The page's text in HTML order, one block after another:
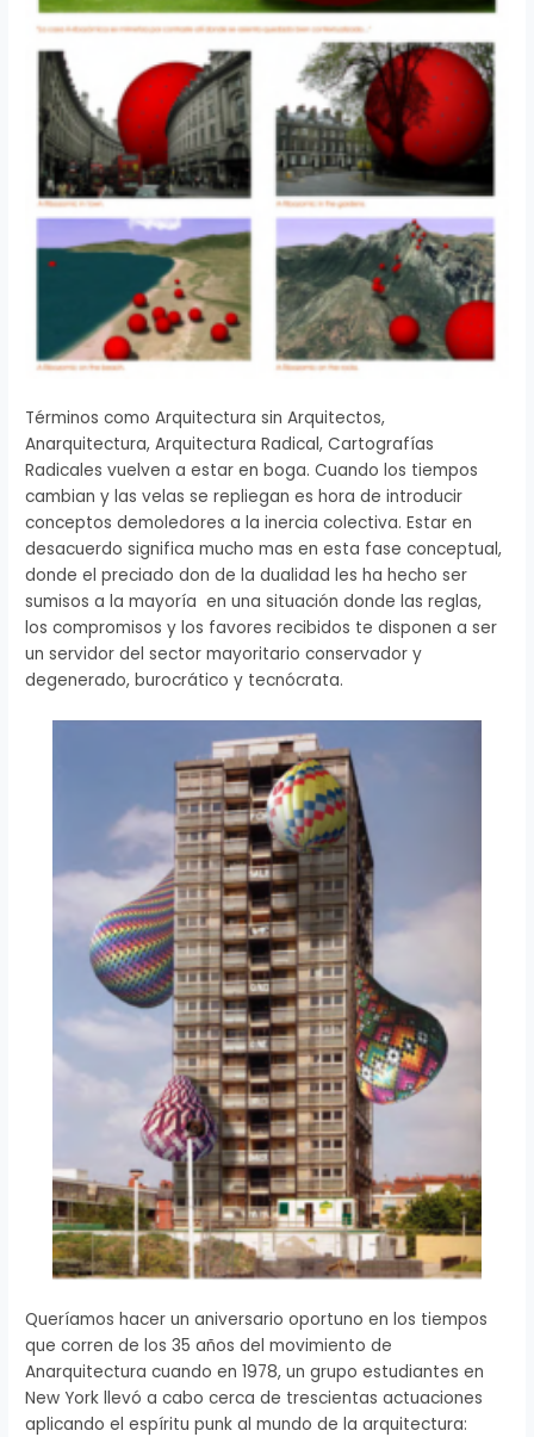
Términos como Arquitectura sin Arquitectos,
Anarquitectura, Arquitectura Radical, Cartografías
Radicales vuelven a estar en boga. Cuando los tiempos
cambian y las velas se repliegan es hora de introducir
conceptos demoledores a la inercia colectiva. Estar en
desacuerdo significa mucho mas en esta fase conceptual,
donde el preciado don de la dualidad les ha hecho ser
sumisos a la mayoría en una situación donde las reglas,
los compromisos y los favores recibidos te disponen a ser
un servidor del sector mayoritario conservador y
degenerado, burocrático y tecnócrata.
Queríamos hacer un aniversario oportuno en los tiempos
que corren de los 35 años del movimiento de
Anarquitectura cuando en 1978, un grupo estudiantes en
New York llevó a cabo cerca de trescientas actuaciones
aplicando el espíritu punk al mundo de la arquitectura: